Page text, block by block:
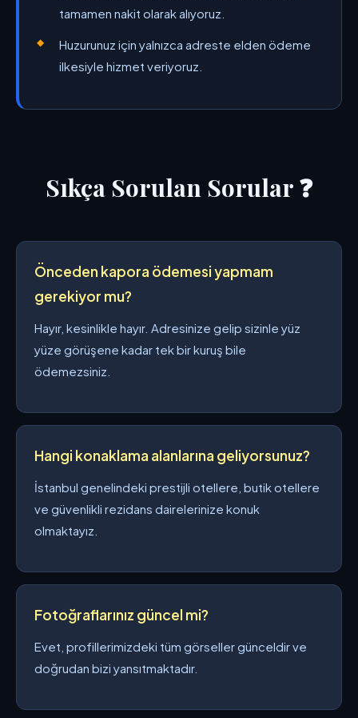
tamamen nakit olarak alıyoruz.
Huzurunuz için yalnızca adreste elden ödeme
ilkesiyle hizmet veriyoruz.
Sıkça Sorulan Sorular ❓
Önceden kapora ödemesi yapmam
gerekiyor mu?
Hayır, kesinlikle hayır. Adresinize gelip sizinle yüz
yüze görüşene kadar tek bir kuruş bile
ödemezsiniz.
Hangi konaklama alanlarına geliyorsunuz?
İstanbul genelindeki prestijli otellere, butik otellere
ve güvenlikli rezidans dairelerinize konuk
olmaktayız.
Fotoğraflarınız güncel mi?
Evet, profillerimizdeki tüm görseller günceldir ve
doğrudan bizi yansıtmaktadır.